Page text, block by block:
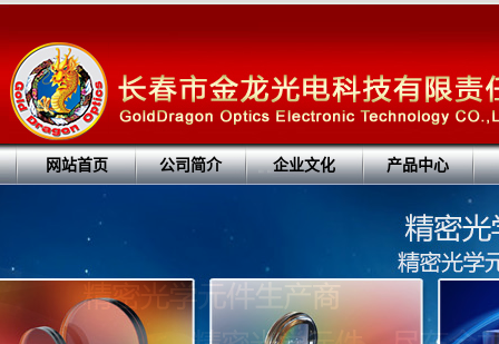
网站首页 公司简介 企业文化 产品中心